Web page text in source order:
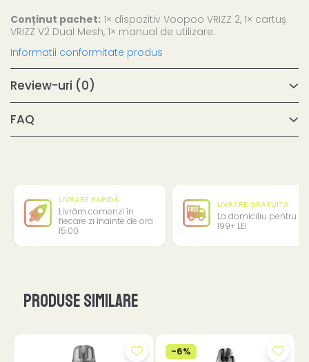
Conținut pachet: 1× dispozitiv Voopoo VRIZZ 2, 1× cartuș
VRIZZ V2 Dual Mesh, 1× manual de utilizare.
Informatii conformitate produs
Review-uri (0)
FAQ
LIVRARE RAPIDĂ
Livrăm comenzi în
fiecare zi înainte de ora
15:00
LIVRARE GRATUITA
La domiciliu pentru
199+ LEI
Produse similare
-6%